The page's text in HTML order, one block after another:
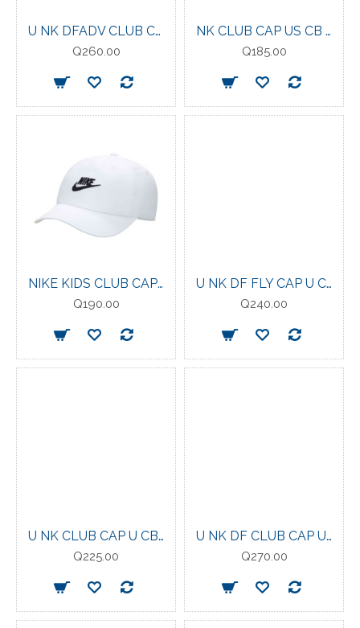
U NK DFADV CLUB CAP S AB P COMET BLUE
Q260.00
NK CLUB CAP US CB FUT WSH KIDS
Q185.00
NIKE KIDS CLUB CAP US CB FUT WSH (Gorra para niños)
Q190.00
U NK DF FLY CAP U CB P
Q240.00
U NK CLUB CAP U CB SWSH L
Q225.00
U NK DF CLUB CAP U AB FL P
Q270.00